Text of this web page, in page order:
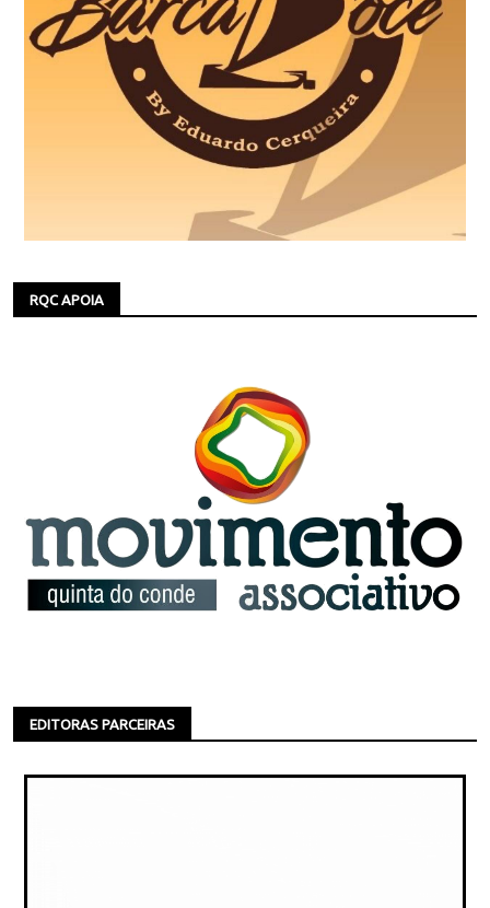
RQC APOIA
EDITORAS PARCEIRAS